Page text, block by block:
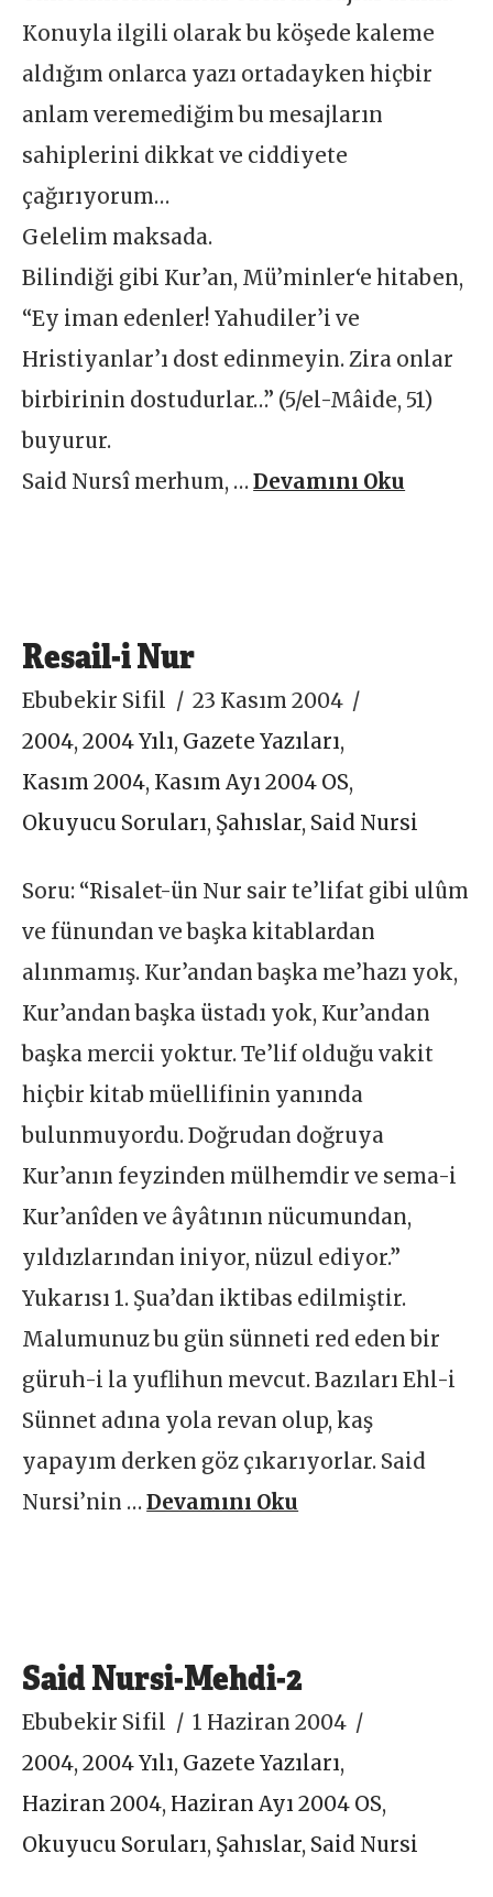
Konuyla ilgili olarak bu köşede kaleme
aldığım onlarca yazı ortadayken hiçbir
anlam veremediğim bu mesajların
sahiplerini dikkat ve ciddiyete
çağırıyorum…
Gelelim maksada.
Bilindiği gibi Kur’an, Mü’minler‘e hitaben,
“Ey iman edenler! Yahudiler’i ve
Hristiyanlar’ı dost edinmeyin. Zira onlar
birbirinin dostudurlar…” (5/el-Mâide, 51)
buyurur.
Said Nursî merhum, …Devamını Oku
Resail-i Nur
Ebubekir Sifil
23 Kasım 2004
2004,2004 Yılı, Gazete Yazıları,
Kasım 2004, Kasım Ayı 2004 OS,
Okuyucu Soruları, Şahıslar, Said Nursi
Soru: “Risalet-ün Nur sair te’lifat gibi ulûm
ve fünundan ve başka kitablardan
alınmamış. Kur’andan başka me’hazı yok,
Kur’andan başka üstadı yok, Kur’andan
başka mercii yoktur. Te’lif olduğu vakit
hiçbir kitab müellifinin yanında
bulunmuyordu. Doğrudan doğruya
Kur’anın feyzinden mülhemdir ve sema-i
Kur’anîden ve âyâtının nücumundan,
yıldızlarından iniyor, nüzul ediyor.”
Yukarısı 1. Şua’dan iktibas edilmiştir.
Malumunuz bu gün sünneti red eden bir
güruh-i la yuflihun mevcut. Bazıları Ehl-i
Sünnet adına yola revan olup, kaş
yapayım derken göz çıkarıyorlar. Said
Nursi’nin …Devamını Oku
Said Nursi-Mehdi-2
Ebubekir Sifil
1 Haziran 2004
2004,2004 Yılı, Gazete Yazıları,
Haziran 2004, Haziran Ayı 2004 OS,
Okuyucu Soruları, Şahıslar, Said Nursi